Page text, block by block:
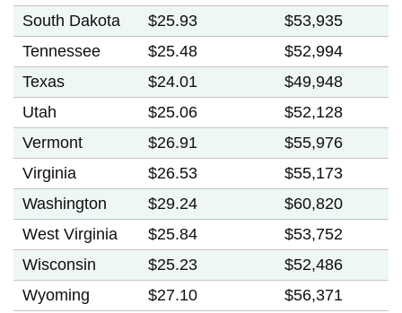
South Dakota
$25.93
$53,935
Tennessee
$25.48
$52,994
Texas
$24.01
$49,948
Utah
$25.06
$52,128
Vermont
$26.91
$55,976
Virginia
$26.53
$55,173
Washington
$29.24
$60,820
West Virginia
$25.84
$53,752
Wisconsin
$25.23
$52,486
Wyoming
$27.10 $56,371